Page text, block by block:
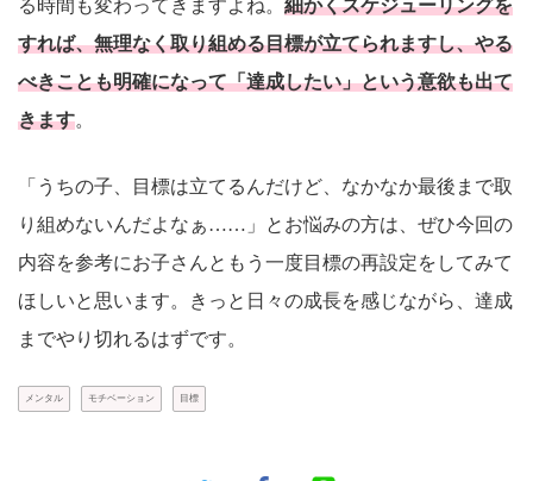
る時間も変わってきますよね。 細かくスケジューリングを
すれば、無理なく取り組める目標が立てられますし、やる
べきことも明確になって「達成したい」という意欲も出て
きます。
「うちの子、目標は立てるんだけど、なかなか最後まで取
り組めないんだよなぁ……」とお悩みの方は、ぜひ今回の
内容を参考にお子さんともう一度目標の再設定をしてみて
ほしいと思います。きっと日々の成長を感じながら、達成
までやり切れるはずです。
メンタル モチベーション 目標